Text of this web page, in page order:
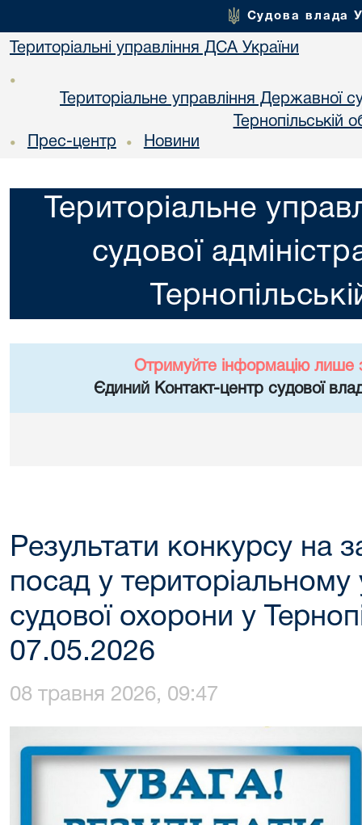
Судова влада
Територіальні управління ДСА України
•
Територіальне управління Державної
Тернопільській
• Прес-центр • Новини
Територіальне
судової
Отримуйте інформацію лише
Єдиний Контакт-центр судової
Результати конкурсу на
посад у територіальному
судової охорони у
07.05.2026
08 травня 2026, 09:47